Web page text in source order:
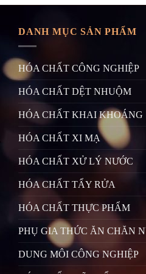
DANH MỤC SẢN PHẨM
HÓA CHẤT CÔNG NGHIỆP
HÓA CHẤT DỆT NHUỘM
HÓA CHẤT KHAI KHOÁNG
HÓA CHẤT XI MẠ
HÓA CHẤT XỬ LÝ NƯỚC
HÓA CHẤT TẨY RỬA
HÓA CHẤT THỰC PHẨM
PHỤ GIA THỨC ĂN CHĂN
DUNG MÔI CÔNG NGHIỆP